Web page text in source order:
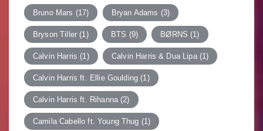
Bruno Mars (17) Bryan Adams (3)
Bryson Tiller (1) BTS (9) BØRNS (1)
Calvin Harris (1) Calvin Harris & Dua Lipa(1)
Calvin Harris ft. Ellie Goulding (1)
Calvin Harris ft. Rihanna (2)
Camila Cabello ft. Young Thug (1)